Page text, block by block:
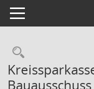
Toggle navigation